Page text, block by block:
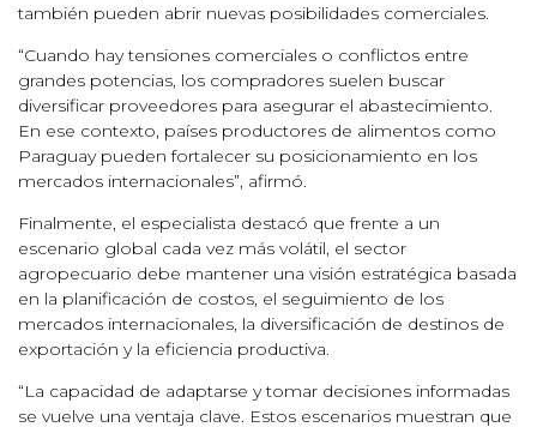
también pueden abrir nuevas posibilidades comerciales.
“Cuando hay tensiones comerciales o conflictos entre
grandes potencias, los compradores suelen buscar
diversificar proveedores para asegurar el abastecimiento.
En ese contexto, países productores de alimentos como
Paraguay pueden fortalecer su posicionamiento en los
mercados internacionales”, afirmó.
Finalmente, el especialista destacó que frente a un
escenario global cada vez más volátil, el sector
agropecuario debe mantener una visión estratégica basada
en la planificación de costos, el seguimiento de los
mercados internacionales, la diversificación de destinos de
exportación y la eficiencia productiva.
“La capacidad de adaptarse y tomar decisiones informadas
se vuelve una ventaja clave. Estos escenarios muestran que